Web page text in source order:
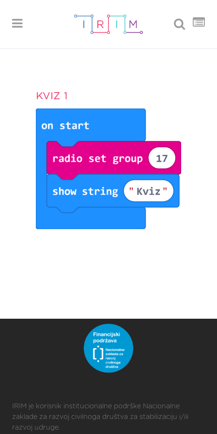
KVIZ 1
IRIM je korisnik institucionalne podrške Nacionalne
zaklade za razvoj civilnoga društva za stabilizaciju i/ili
razvoj udruge.